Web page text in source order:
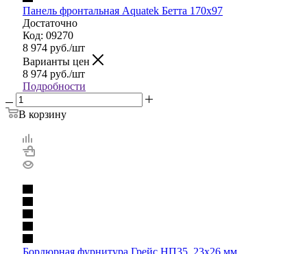
Панель фронтальная Aquatek Бетта 170х97
Достаточно
Код: 09270
8 974 руб./шт
Варианты цен
8 974 руб./шт
Подробности
В корзину
Бордюрная фурнитура Грейс НП35, 23х26 мм